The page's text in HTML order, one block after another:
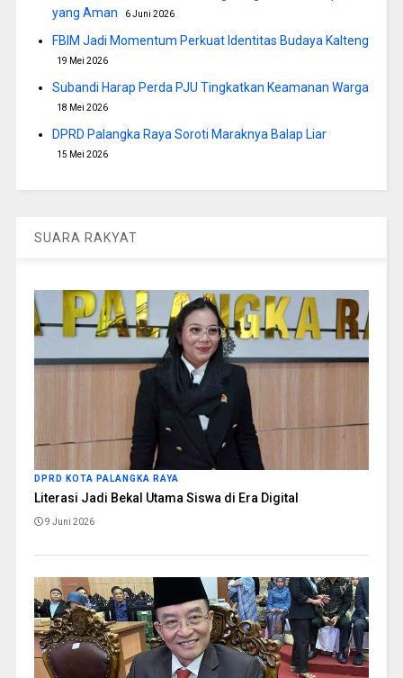
yang Aman
6 Juni 2026
FBIM Jadi Momentum Perkuat Identitas Budaya Kalteng
19 Mei 2026
Subandi Harap Perda PJU Tingkatkan Keamanan Warga
18 Mei 2026
DPRD Palangka Raya Soroti Maraknya Balap Liar
15 Mei 2026
SUARA RAKYAT
DPRD KOTA PALANGKA RAYA
Literasi Jadi Bekal Utama Siswa di Era Digital
9 Juni 2026